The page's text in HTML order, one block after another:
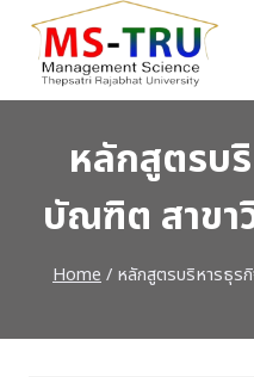
content
หลักสูตรบ
บัณฑิต สาขา
Home/ หลักสูตรบริหารธุร